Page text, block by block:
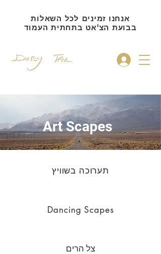
אנחנו זמינים לכל השאלות
בבועת הצ'אט בתחתית העמוד
Art Scapes
תערוכה בשוויץ
Dancing Scapes
צל הרים